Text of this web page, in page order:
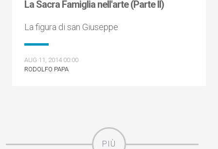
La Sacra Famiglia nell'arte (Parte II)
La figura di san Giuseppe
AUG 11, 2014 00:00
RODOLFO PAPA
PIÙ